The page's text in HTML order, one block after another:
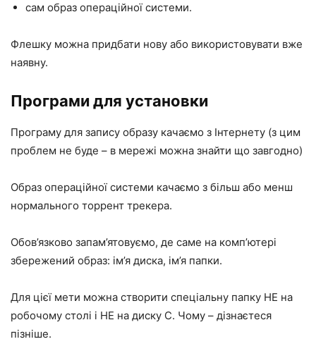
сам образ операційної системи.
Флешку можна придбати нову або використовувати вже
наявну.
Програми для установки
Програму для запису образу качаємо з Інтернету (з цим
проблем не буде – в мережі можна знайти що завгодно)
Образ операційної системи качаємо з більш або менш
нормального торрент трекера.
Обов’язково запам’ятовуємо, де саме на комп’ютері
збережений образ: ім’я диска, ім’я папки.
Для цієї мети можна створити спеціальну папку НЕ на
робочому столі і НЕ на диску С. Чому – дізнаєтеся
пізніше.